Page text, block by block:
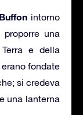
intorno
una
e della
fondate
si credeva
una lanterna